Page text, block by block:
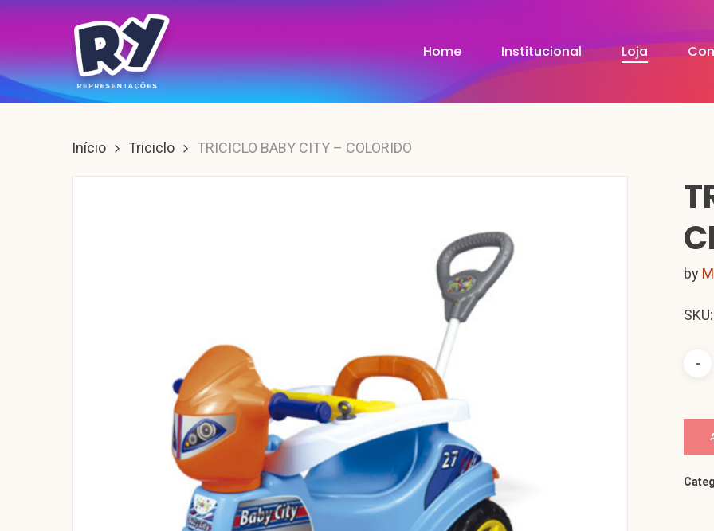
Skip
main
content
Home Institucional Loja
Início Triciclo TRICICLO BABY CITY – COLORIDO
by